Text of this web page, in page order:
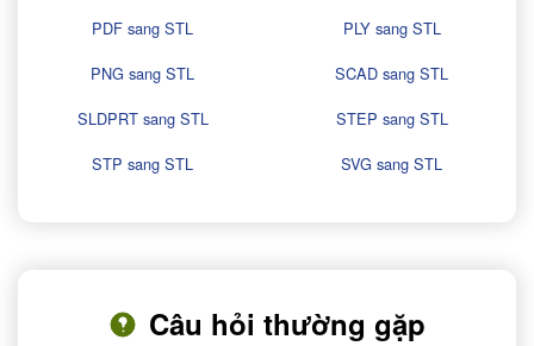
PDF sang STL
PLY sang STL
PNG sang STL
SCAD sang STL
SLDPRT sang STL
STEP sang STL
STP sang STL
SVG sang STL
Câu hỏi thường gặp